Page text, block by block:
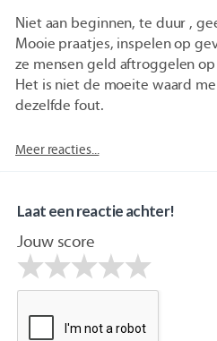
Niet aan beginnen, te duur ,
Mooie praatjes, inspelen op
ze mensen geld aftroggelen
Het is niet de moeite waard
dezelfde fout.
Meer reacties...
Laat een reactie achter!
Jouw score